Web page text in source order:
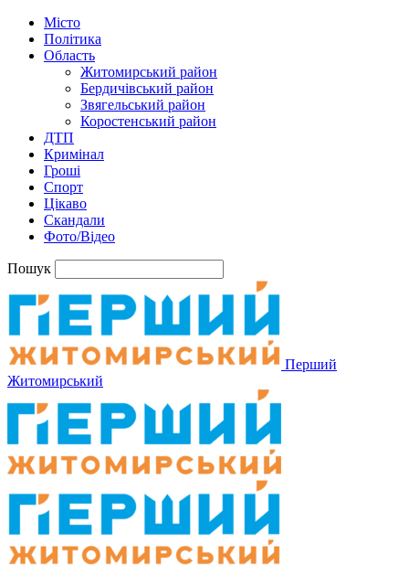
Місто
Політика
Область
Житомирський район
Бердичівський район
Звягельський район
Коростенський район
ДТП
Кримінал
Гроші
Спорт
Цікаво
Скандали
Фото/Відео
Пошук
Перший
Житомирський